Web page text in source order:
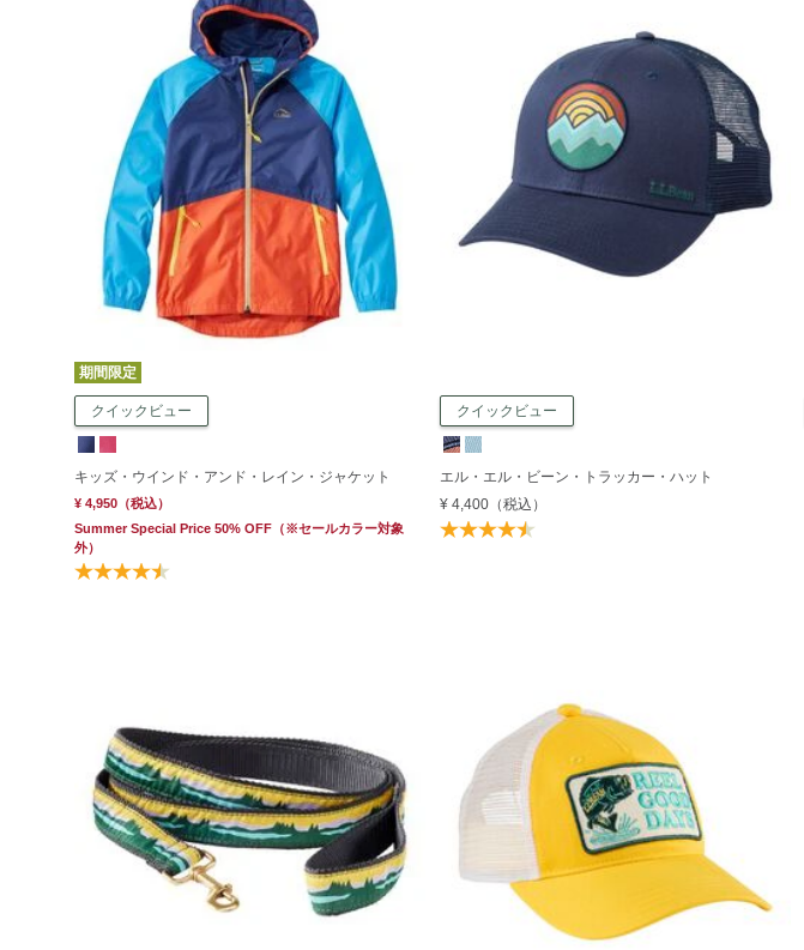
期間限定
クイックビュー
キッズ・ウインド・アンド・レイン・ジャケット
¥ 4,950 （税込）
Summer Special Price 50% OFF （※セールカラー対象
外）
クイックビュー
エル・エル・ビーン・トラッカー・ハット
¥ 4,400（税込）